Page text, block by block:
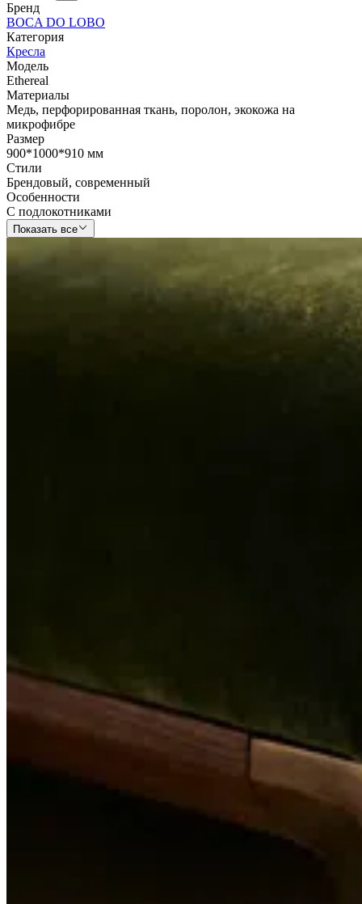
Бренд
BOCA DO LOBO
Категория
Кресла
Модель
Ethereal
Материалы
Медь, перфорированная ткань, поролон, экокожа на
микрофибре
Размер
900*1000*910 мм
Стили
Брендовый, современный
Особенности
С подлокотниками
Показать все